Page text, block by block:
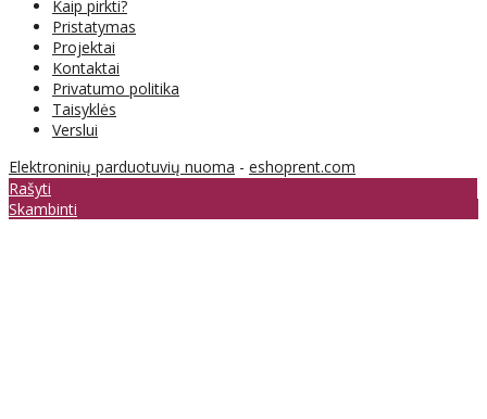
Kaip pirkti?
Pristatymas
Projektai
Kontaktai
Privatumo politika
Taisyklės
Verslui
Elektroninių parduotuvių nuoma - eshoprent.com
Rašyti
Skambinti